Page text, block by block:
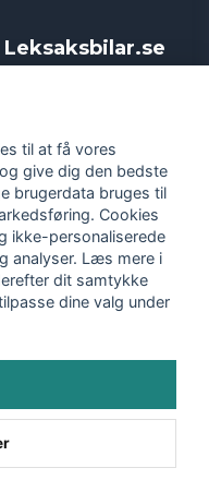
Leksaksbilar.se
til at få vores
give dig den bedste
brugerdata bruges til
Cookies
ikke-personaliserede
analyser. Læs mere i
dit samtykke
dine valg under